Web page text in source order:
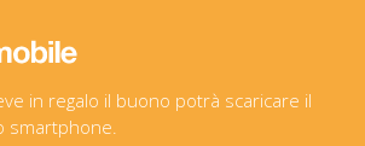
in regalo il buono potrà scaricare il
smartphone.